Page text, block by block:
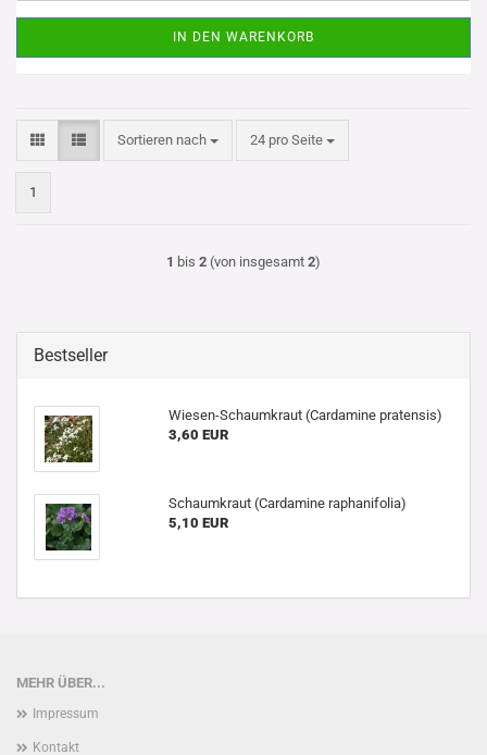
IN DEN WARENKORB
Sortieren nach
Sortieren nach 24 pro Seite
pro Seite
1
1 bis 2 (von insgesamt 2)
Bestseller
Wiesen-Schaumkraut (Cardamine pratensis)
3,60 EUR
Schaumkraut (Cardamine raphanifolia)
5,10 EUR
MEHR ÜBER...
Impressum
Kontakt